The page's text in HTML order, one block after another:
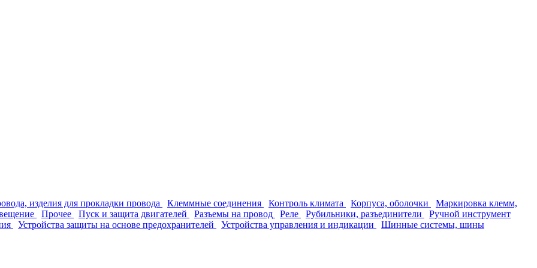
изделия для прокладки провода Клеммные соединения Контроль климата Корпуса, оболочки
Маркировка клемм,
Прочее Пуск и защита двигателей Разъемы на провод Реле Рубильники, разъединители
Ручной инструмент
Устройства защиты на основе предохранителей Устройства управления и индикации
Шинные системы, шины